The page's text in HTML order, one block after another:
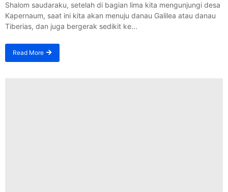
Shalom saudaraku, setelah di bagian lima kita mengunjungi desa
Kapernaum, saat ini kita akan menuju danau Galilea atau danau
Tiberias, dan juga bergerak sedikit ke...
Read More